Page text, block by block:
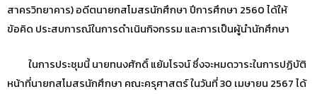
สาครวิทยาคาร) อดีตนายกสโมสรนักศึกษา ปีการศึกษา 2560 ได้ให้
ข้อคิด ประสบการณ์ในการดำเนินกิจกรรม และการเป็นผู้นำนักศึกษา
ในการประชุมนี้ นายทนงศักดิ์ แย้มโรจน์ ซึ่งจะหมดวาระในการปฏิบัติ
หน้าที่นายกสโมสรนักศึกษา คณะครุศาสตร์ ในวันที่ 30 เมษายน 2567 ได้